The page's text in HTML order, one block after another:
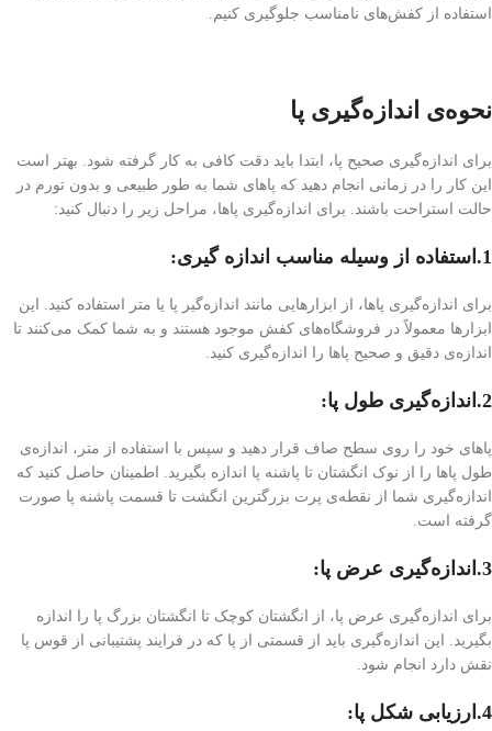
استفاده از کفش‌های نامناسب جلوگیری کنیم.
نحوه‌ی اندازه‌گیری پا
برای اندازه‌گیری صحیح پا، ابتدا باید دقت کافی به کار گرفته شود. بهتر است
این کار را در زمانی انجام دهید که پاهای شما به طور طبیعی و بدون تورم در
حالت استراحت باشند. برای اندازه‌گیری پاها، مراحل زیر را دنبال کنید:
1.استفاده از وسیله مناسب اندازه گیری :
برای اندازه‌گیری پاها، از ابزارهایی مانند اندازه‌گیر پا یا متر استفاده کنید. این
ابزارها معمولاً در فروشگاه‌های کفش موجود هستند و به شما کمک می‌کنند تا
اندازه‌ی دقیق و صحیح پاها را اندازه‌گیری کنید.
2.اندازه‌گیری طول پا :
پاهای خود را روی سطح صاف قرار دهید و سپس با استفاده از متر، اندازه‌ی
طول پاها را از نوک انگشتان تا پاشنه پا اندازه بگیرید. اطمینان حاصل کنید که
اندازه‌گیری شما از نقطه‌ی پرت بزرگترین انگشت تا قسمت پاشنه پا صورت
گرفته است.
3.اندازه‌گیری عرض پا :
برای اندازه‌گیری عرض پا، از انگشتان کوچک تا انگشتان بزرگ پا را اندازه
بگیرید. این اندازه‌گیری باید از قسمتی از پا که در فرایند پشتیبانی از قوس پا
نقش دارد انجام شود.
4.ارزیابی شکل پا :